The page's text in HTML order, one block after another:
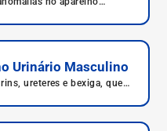
Urinário Masculino
ureteres e bexiga, que